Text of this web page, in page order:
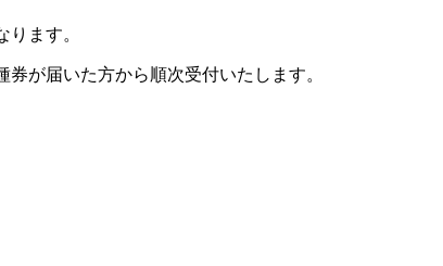
ます。
が届いた方から順次受付いたします。